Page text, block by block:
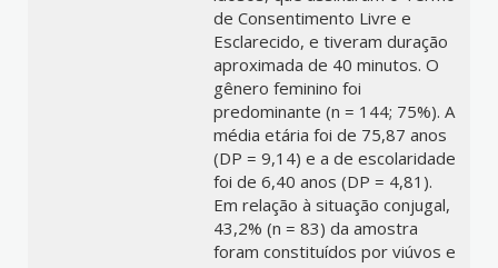
de Consentimento Livre e
Esclarecido, e tiveram duração
aproximada de 40 minutos. O
gênero feminino foi
predominante (n = 144; 75%). A
média etária foi de 75,87 anos
(DP = 9,14) e a de escolaridade
foi de 6,40 anos (DP = 4,81).
Em relação à situação conjugal,
43,2% (n = 83) da amostra
foram constituídos por viúvos e